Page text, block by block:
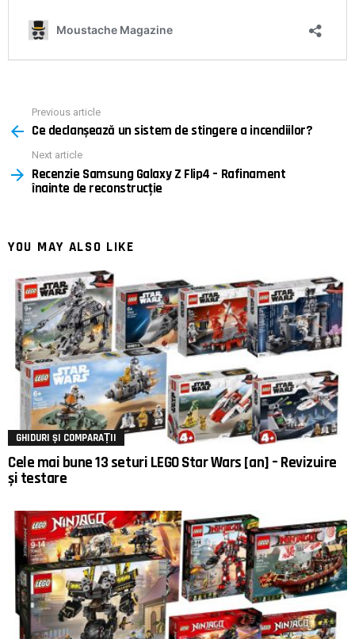
more
Previous article
Ce declanșează un sistem de stingere a incendiilor?
Next article
Recenzie Samsung Galaxy Z Flip4 – Rafinament
înainte de reconstrucție
YOU MAY ALSO LIKE
GHIDURI ȘI COMPARAȚII
Cele mai bune 13 seturi LEGO Star Wars [an] – Revizuire
și testare